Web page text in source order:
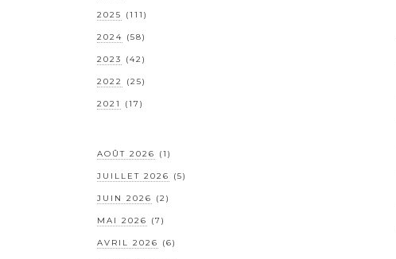
2025 (111)
2024 (58)
2023 (42)
2022 (25)
2021 (17)
AOÛT 2026 (1)
JUILLET 2026 (5)
JUIN 2026 (2)
MAI 2026 (7)
AVRIL 2026 (6)